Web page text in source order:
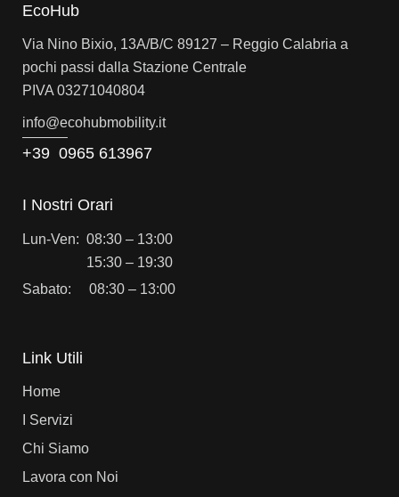
EcoHub
Via Nino Bixio, 13A/B/C 89127 – Reggio Calabria a
pochi passi dalla Stazione Centrale
PIVA 03271040804
info@ecohubmobility.it
+39 0965 613967
I Nostri Orari
Lun-Ven: 08:30 – 13:00
15:30 – 19:30
Sabato: 08:30 – 13:00
Link Utili
Home
I Servizi
Chi Siamo
Lavora con Noi